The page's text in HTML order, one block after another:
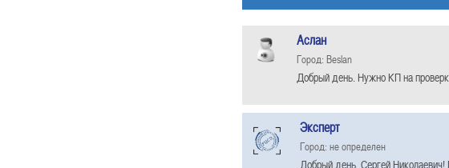
Аслан
Город: Beslan
Добрый день. Нужно КП на
Эксперт
Город: не определен
Добрый день, Сергей Николаевич!